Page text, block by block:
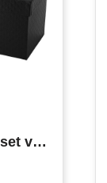
Boda 2 delige koffieset van glas